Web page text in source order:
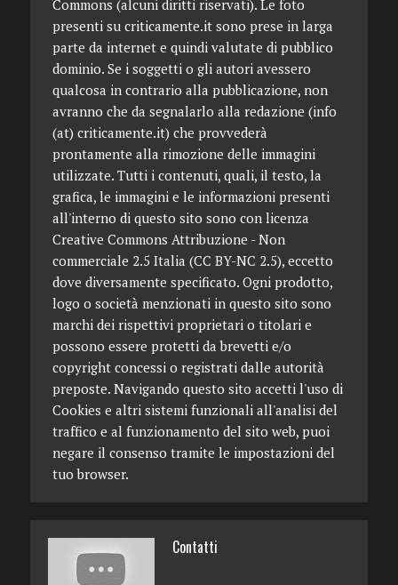
Commons (alcuni diritti riservati). Le foto
presenti su criticamente.it sono prese in larga
parte da internet e quindi valutate di pubblico
dominio. Se i soggetti o gli autori avessero
qualcosa in contrario alla pubblicazione, non
avranno che da segnalarlo alla redazione (info
(at) criticamente.it) che provvederà
prontamente alla rimozione delle immagini
utilizzate. Tutti i contenuti, quali, il testo, la
grafica, le immagini e le informazioni presenti
all'interno di questo sito sono con licenza
Creative Commons Attribuzione - Non
commerciale 2.5 Italia (CC BY-NC 2.5), eccetto
dove diversamente specificato. Ogni prodotto,
logo o società menzionati in questo sito sono
marchi dei rispettivi proprietari o titolari e
possono essere protetti da brevetti e/o
copyright concessi o registrati dalle autorità
preposte. Navigando questo sito accetti l'uso di
Cookies e altri sistemi funzionali all'analisi del
traffico e al funzionamento del sito web, puoi
negare il consenso tramite le impostazioni del
tuo browser.
Contatti